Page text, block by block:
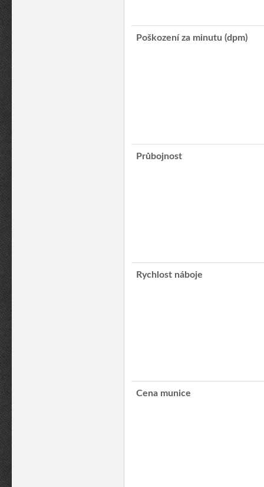
Poškození za minutu (dpm)
Průbojnost
Rychlost náboje
Cena munice